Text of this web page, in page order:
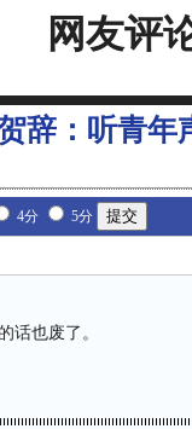
网友评
辞：听青年
4分 5分
话也废了。